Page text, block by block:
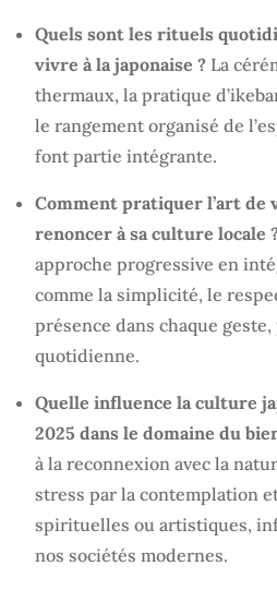
Quels sont les rituels
vivre à la japonaise ? La
thermaux, la pratique
le rangement organisé de
font partie intégrante.
Comment pratiquer l’art de
renoncer à sa culture locale
approche progressive en
comme la simplicité, le
présence dans chaque
quotidienne.
Quelle influence la culture
2025 dans le domaine du
à la reconnexion avec la
stress par la contemplation
spirituelles ou artistiques,
nos sociétés modernes.